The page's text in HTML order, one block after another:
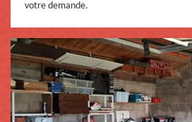
votre demande.